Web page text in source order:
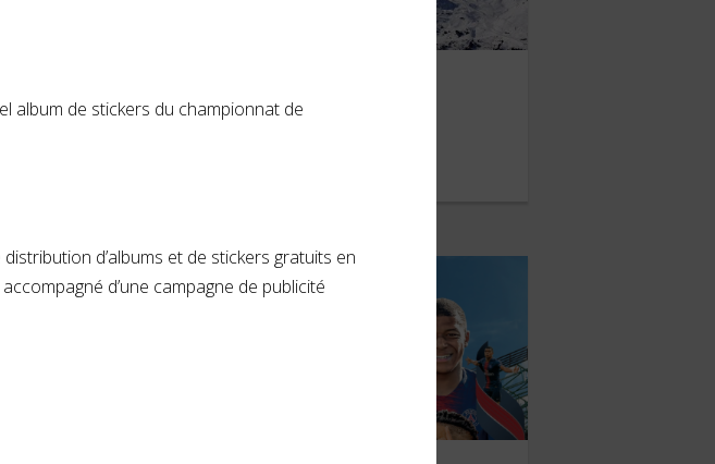
album de stickers du championnat de
d’albums et de stickers gratuits en
d’une campagne de publicité